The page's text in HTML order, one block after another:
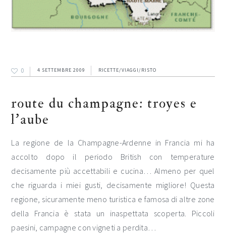
0 4 SETTEMBRE 2009 RICETTE/VIAGGI/RISTO
route du champagne: troyes e
l’aube
La regione de la Champagne-Ardenne in Francia mi ha
accolto dopo il periodo British con temperature
decisamente più accettabili e cucina… Almeno per quel
che riguarda i miei gusti, decisamente migliore! Questa
regione, sicuramente meno turistica e famosa di altre zone
della Francia è stata un inaspettata scoperta. Piccoli
paesini, campagne con vigneti a perdita…